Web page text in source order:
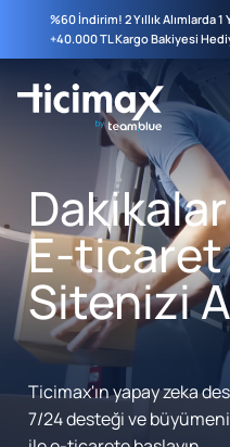
%60 İndirim! 2 Yıllık Alımlarda 1
+40.000 TL Kargo Bakiyesi
E-ticaret
Sitenizi
Ticimax'ın yapay zeka
7/24 desteği ve